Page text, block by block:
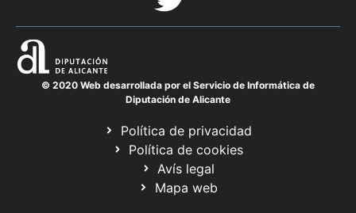
© 2020 Web desarrollada por el Servicio de Informática de
Diputación de Alicante
Política de privacidad
Política de cookies
Avís legal
Mapa web